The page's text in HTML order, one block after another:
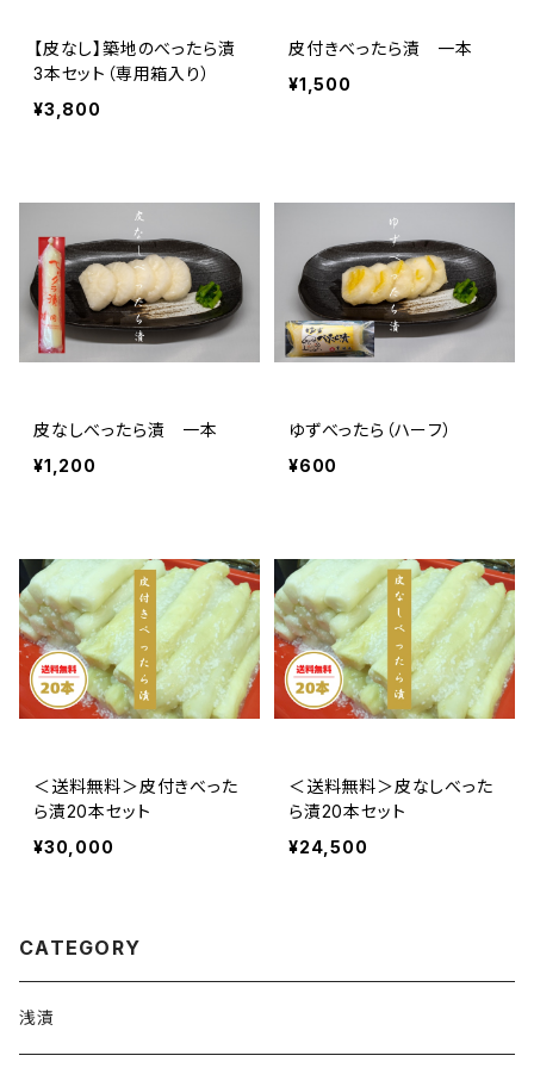
【皮なし】築地のべったら漬
3本セット（専用箱入り）
¥3,800
皮付きべったら漬 一本
¥1,500
皮なしべったら漬 一本
¥1,200
ゆずべったら（ハーフ）
¥600
＜送料無料＞皮付きべった
ら漬20本セット
¥30,000
＜送料無料＞皮なしべった
ら漬20本セット
¥24,500
CATEGORY
浅漬